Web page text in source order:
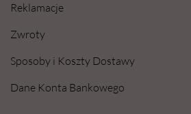
Reklamacje
Zwroty
Sposoby i Koszty Dostawy
Dane Konta Bankowego